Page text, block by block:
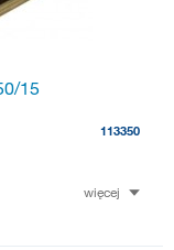
15
113350
więcej